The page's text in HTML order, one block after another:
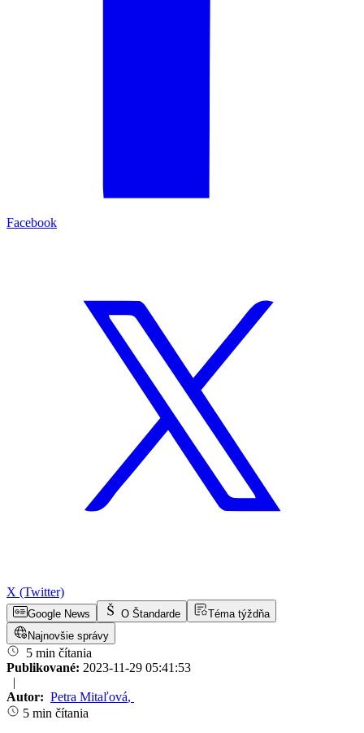
Facebook
X (Twitter)
Google News O Štandarde
Téma týždňa
Najnovšie správy
5 min čítania
Publikované: 2023-11-29 05:41:53
|
Autor: Petra Mitaľová,
5 min čítania